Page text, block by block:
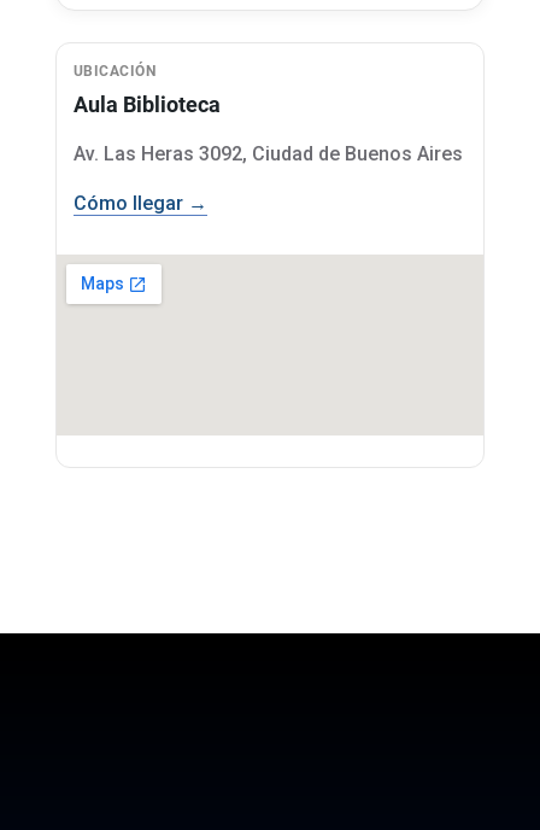
UBICACIÓN
Aula Biblioteca
Av. Las Heras 3092, Ciudad de Buenos Aires
Cómo llegar →